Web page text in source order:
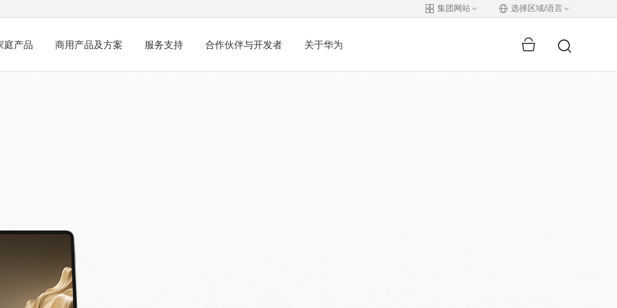
集团网站 选择区域/语言
庭产品 商用产品及方案 服务支持 合作伙伴与开发者 关于华为